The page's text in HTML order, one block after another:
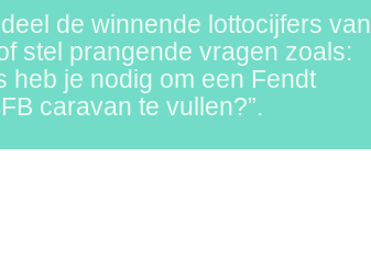
de winnende lottocijfers van
stel prangende vragen zoals:
heb je nodig om een Fendt
caravan te vullen?”.